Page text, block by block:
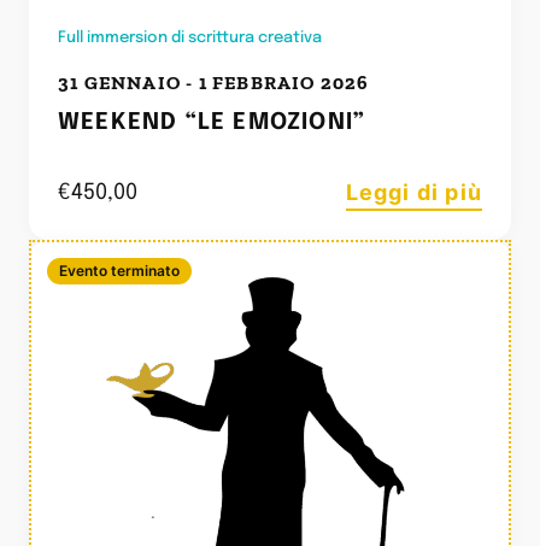
Full immersion di scrittura creativa
31 GENNAIO - 1 FEBBRAIO 2026
WEEKEND “LE EMOZIONI”
€450,00 Leggi di più
Evento terminato